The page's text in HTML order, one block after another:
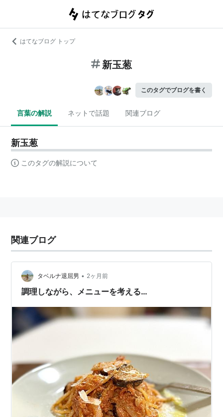
はてなブログ トップ
新玉葱
このタグでブログを書く
言葉の解説 ネットで話題 関連ブログ
新玉葱
このタグの解説について
関連ブログ
タベルナ退屈男 • 2ヶ月前
調理しながら、メニューを考える…